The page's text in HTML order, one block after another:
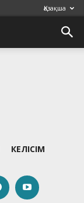
Қазақша
КЕЛІСІМ